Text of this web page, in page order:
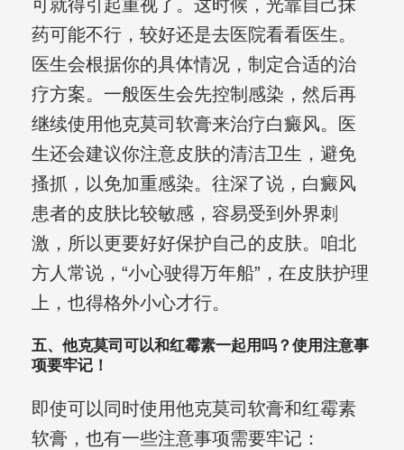
可就得引起重视了。这时候，光靠自己抹
药可能不行，较好还是去医院看看医生。
医生会根据你的具体情况，制定合适的治
疗方案。一般医生会先控制感染，然后再
继续使用他克莫司软膏来治疗白癜风。医
生还会建议你注意皮肤的清洁卫生，避免
搔抓，以免加重感染。往深了说，白癜风
患者的皮肤比较敏感，容易受到外界刺
激，所以更要好好保护自己的皮肤。咱北
方人常说，“小心驶得万年船”，在皮肤护理
上，也得格外小心才行。
五、他克莫司可以和红霉素一起用吗？使用注意事
项要牢记！
即使可以同时使用他克莫司软膏和红霉素
软膏，也有一些注意事项需要牢记：